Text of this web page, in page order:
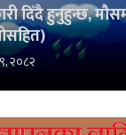
दिँदै हुनुहुन्छ,
२०८२